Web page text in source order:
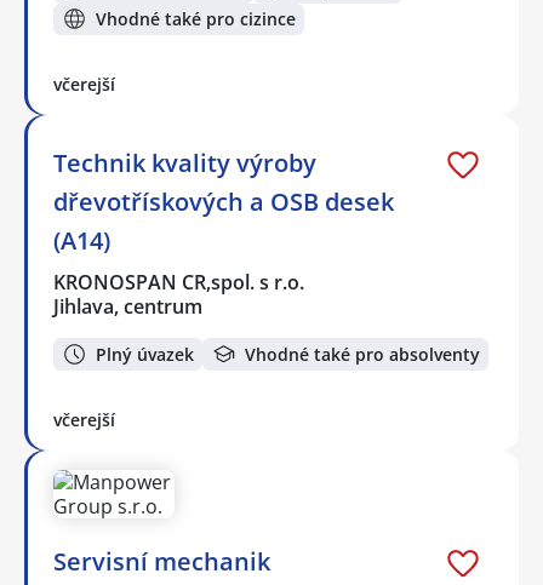
Vhodné také pro cizince
včerejší
Technik kvality výroby
dřevotřískových a OSB desek
(A14)
KRONOSPAN CR,spol. s r.o.
Jihlava, centrum
Plný úvazek Vhodné také pro absolventy
včerejší
Servisní mechanik